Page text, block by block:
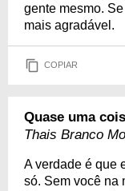
gente mesmo.
mais agradável.
COPIAR
Quase uma
Thais Branco
A verdade é que
só. Sem você na